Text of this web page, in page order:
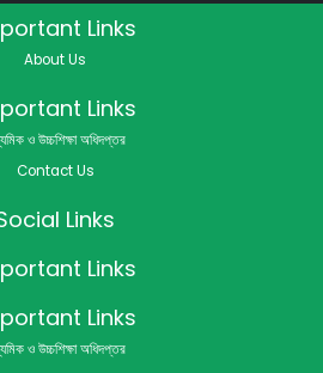
Links
About Us
Links
ও উচ্চশিক্ষা অধিদপ্তর
Contact Us
Links
Links
Links
ও উচ্চশিক্ষা অধিদপ্তর